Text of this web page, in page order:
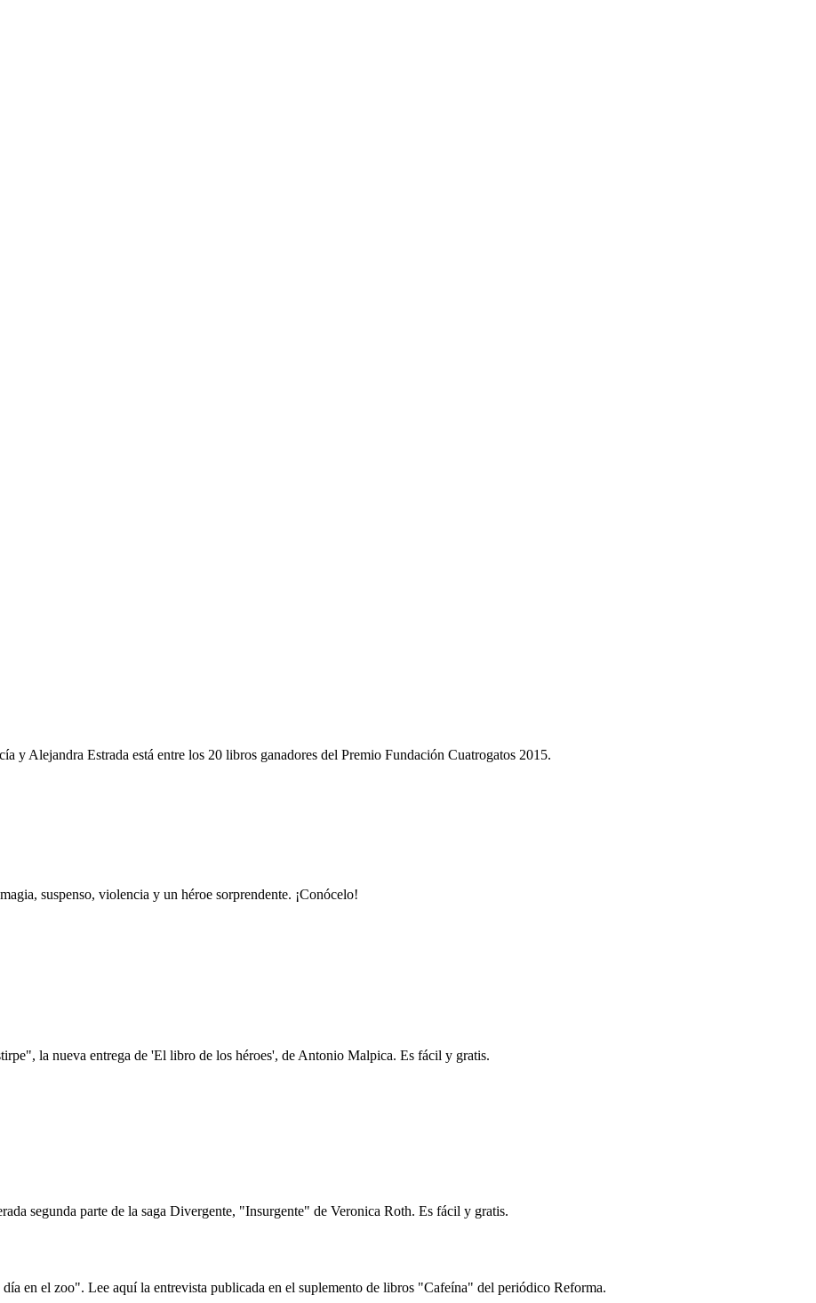
y Alejandra Estrada está entre los 20 libros ganadores del Premio Fundación Cuatrogatos 2015.
suspenso, violencia y un héroe sorprendente. ¡Conócelo!
la nueva entrega de 'El libro de los héroes', de Antonio Malpica. Es fácil y gratis.
segunda parte de la saga Divergente, "Insurgente" de Veronica Roth. Es fácil y gratis.
en el zoo". Lee aquí la entrevista publicada en el suplemento de libros "Cafeína" del periódico Reforma.